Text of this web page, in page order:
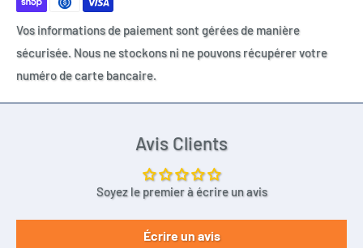
Vos informations de paiement sont gérées de manière
sécurisée. Nous ne stockons ni ne pouvons récupérer votre
numéro de carte bancaire.
Avis Clients
Soyez le premier à écrire un avis
Écrire un avis